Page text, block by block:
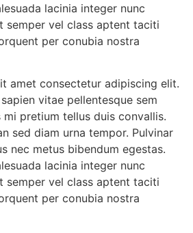
lacinia integer nunc
semper vel class aptent taciti
per conubia nostra
amet consectetur adipiscing elit.
vitae pellentesque sem
pretium tellus duis convallis.
sed diam urna tempor. Pulvinar
nec metus bibendum egestas.
lacinia integer nunc
semper vel class aptent taciti
per conubia nostra